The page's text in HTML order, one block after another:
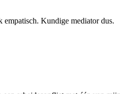
empatisch. Kundige mediator dus.